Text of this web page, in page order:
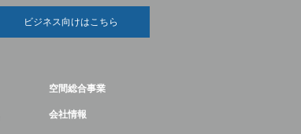
ビジネス向けはこちら
空間総合事業
会社情報